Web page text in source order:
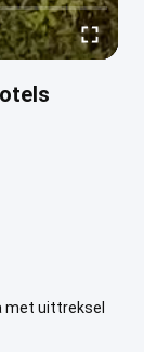
met uittreksel